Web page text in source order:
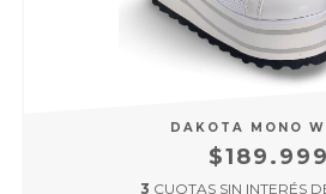
DAKOTA MONO
$189.999
3 CUOTAS SIN INTERÉS